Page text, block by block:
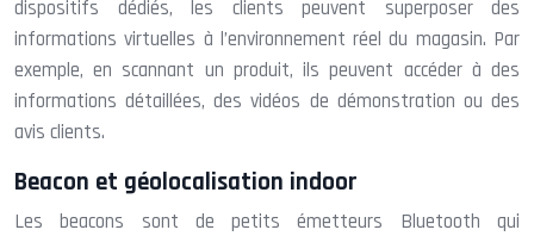
dispositifs dédiés, les clients peuvent superposer des
informations virtuelles à l’environnement réel du magasin. Par
exemple, en scannant un produit, ils peuvent accéder à des
informations détaillées, des vidéos de démonstration ou des
avis clients.
Beacon et géolocalisation indoor
Les beacons sont de petits émetteurs Bluetooth qui